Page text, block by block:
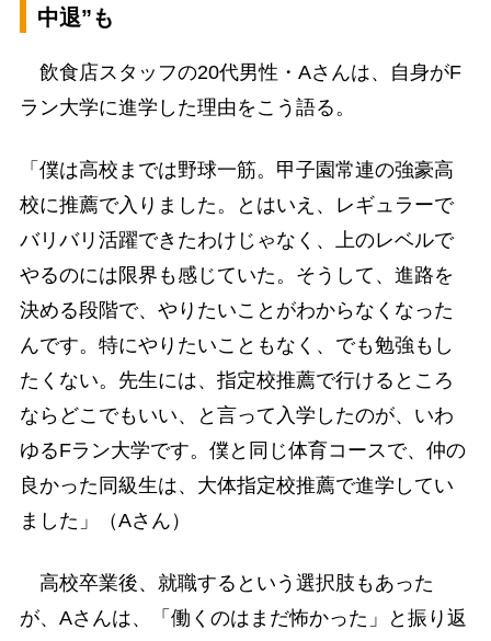
中退”も
飲食店スタッフの20代男性・Aさんは、自身がF
ラン大学に進学した理由をこう語る。
「僕は高校までは野球一筋。甲子園常連の強豪高
校に推薦で入りました。とはいえ、レギュラーで
バリバリ活躍できたわけじゃなく、上のレベルで
やるのには限界も感じていた。そうして、進路を
決める段階で、やりたいことがわからなくなった
んです。特にやりたいこともなく、でも勉強もし
たくない。先生には、指定校推薦で行けるところ
ならどこでもいい、と言って入学したのが、いわ
ゆるFラン大学です。僕と同じ体育コースで、仲の
良かった同級生は、大体指定校推薦で進学してい
ました」（Aさん）
高校卒業後、就職するという選択肢もあった
が、Aさんは、「働くのはまだ怖かった」と振り返